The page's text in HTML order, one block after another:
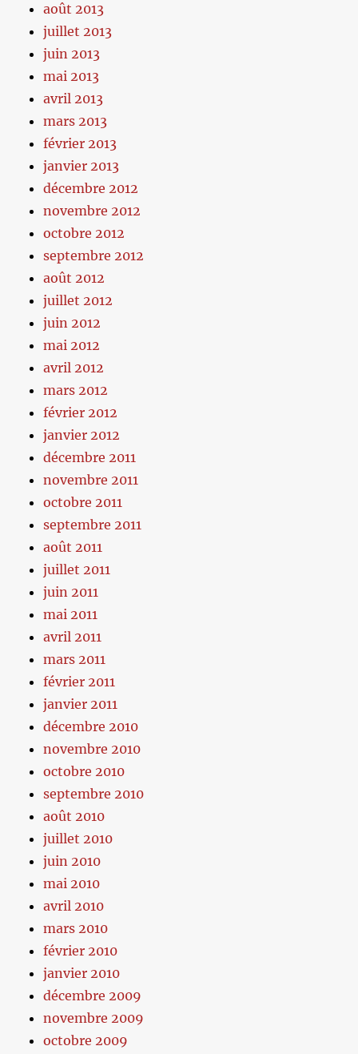
août 2013
juillet 2013
juin 2013
mai 2013
avril 2013
mars 2013
février 2013
janvier 2013
décembre 2012
novembre 2012
octobre 2012
septembre 2012
août 2012
juillet 2012
juin 2012
mai 2012
avril 2012
mars 2012
février 2012
janvier 2012
décembre 2011
novembre 2011
octobre 2011
septembre 2011
août 2011
juillet 2011
juin 2011
mai 2011
avril 2011
mars 2011
février 2011
janvier 2011
décembre 2010
novembre 2010
octobre 2010
septembre 2010
août 2010
juillet 2010
juin 2010
mai 2010
avril 2010
mars 2010
février 2010
janvier 2010
décembre 2009
novembre 2009
octobre 2009